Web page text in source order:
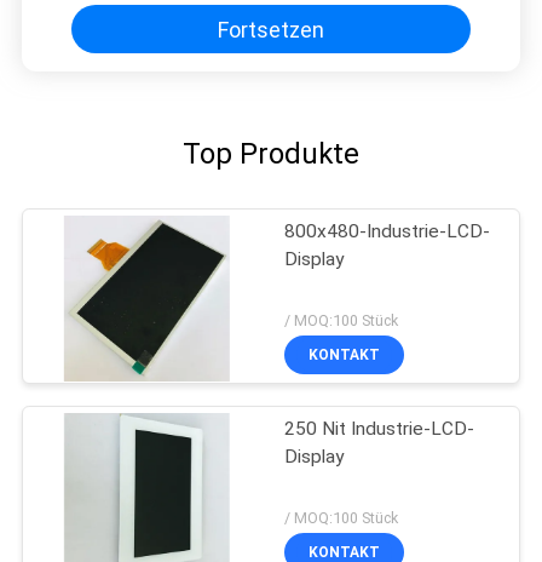
Fortsetzen
Top Produkte
800x480-Industrie-LCD-
Display
/ MOQ:100 Stück
KONTAKT
250 Nit Industrie-LCD-
Display
/ MOQ:100 Stück
KONTAKT